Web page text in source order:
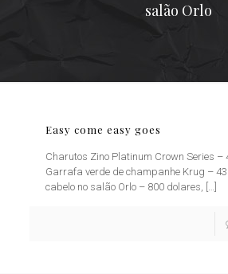
salão Orlo
Easy come easy goes
Charutos Zino Platinum Crown Series –
Garrafa verde de champanhe Krug –
cabelo no salão Orlo – 800 dolares, […]